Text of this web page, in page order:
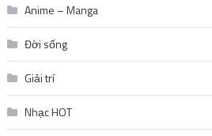
Anime – Manga
Đời sống
Giải trí
Nhạc HOT